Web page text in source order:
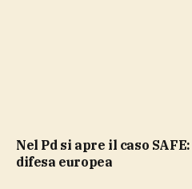
Nel Pd si apre il caso SAFE: scontro interno sulla
difesa europea